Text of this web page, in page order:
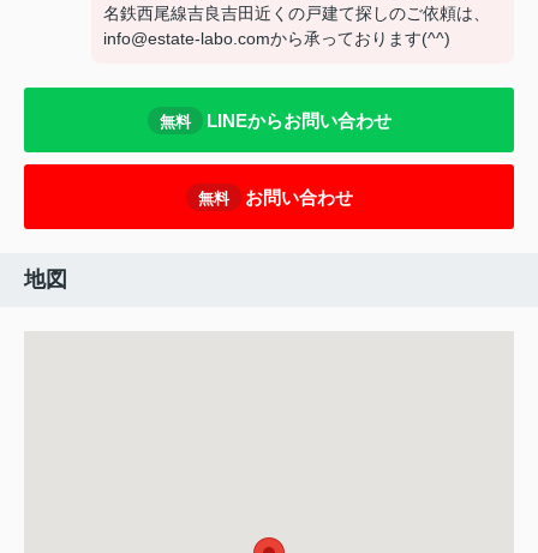
名鉄西尾線吉良吉田近くの戸建て探しのご依頼は、
info@estate-labo.comから承っております(^^)
無料 LINEからお問い合わせ
無料 お問い合わせ
地図